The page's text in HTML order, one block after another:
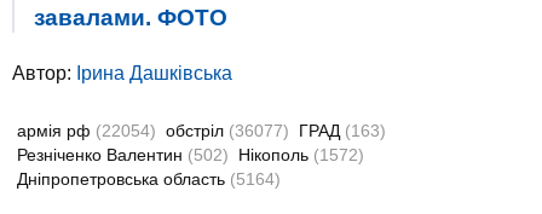
завалами. ФОТО
Автор: Ірина Дашківська
армія рф (22054) обстріл (36077) ГРАД (163)
Резніченко Валентин (502) Нікополь (1572)
Дніпропетровська область (5164)